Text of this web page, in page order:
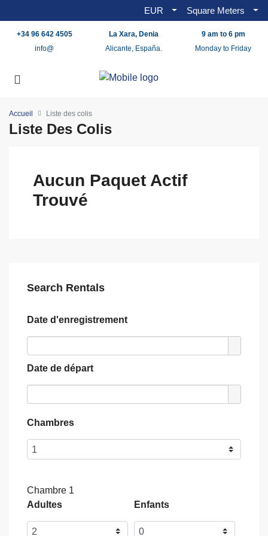
EUR Square Meters
+34 96 642 4505
info@
La Xara, Denia
Alicante, España.
9 am to 6 pm
Monday to Friday
Accueil Liste des colis
Liste Des Colis
Aucun Paquet Actif
Trouvé
Search Rentals
Date d'enregistrement
Date de départ
Chambres
Chambre 1
Adultes
Enfants